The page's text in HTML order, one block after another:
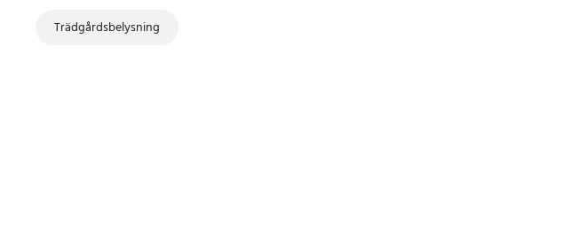
Trädgårdsbelysning